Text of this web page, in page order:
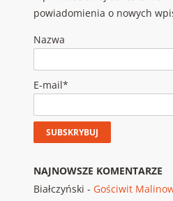
powiadomienia o nowych
Nazwa
E-mail*
NAJNOWSZE KOMENTARZE
Białczyński - Gościwit